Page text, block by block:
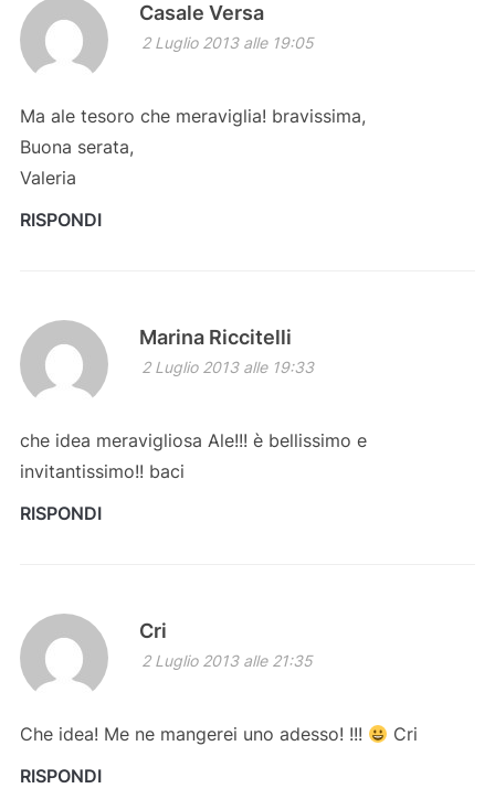
Casale Versa
2 Luglio 2013 alle 19:05
Ma ale tesoro che meraviglia! bravissima,
Buona serata,
Valeria
RISPONDI
Marina Riccitelli
2 Luglio 2013 alle 19:33
che idea meravigliosa Ale!!! è bellissimo e
invitantissimo!! baci
RISPONDI
Cri
2 Luglio 2013 alle 21:35
Che idea! Me ne mangerei uno adesso! !!!
Cri
RISPONDI